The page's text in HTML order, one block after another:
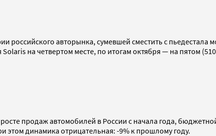
российского авторынка, сумевшей сместить с
на четвертом месте, по итогам октября — на пятом
продаж автомобилей в России с начала года,
этом динамика отрицательная: -9% к прошлому году.